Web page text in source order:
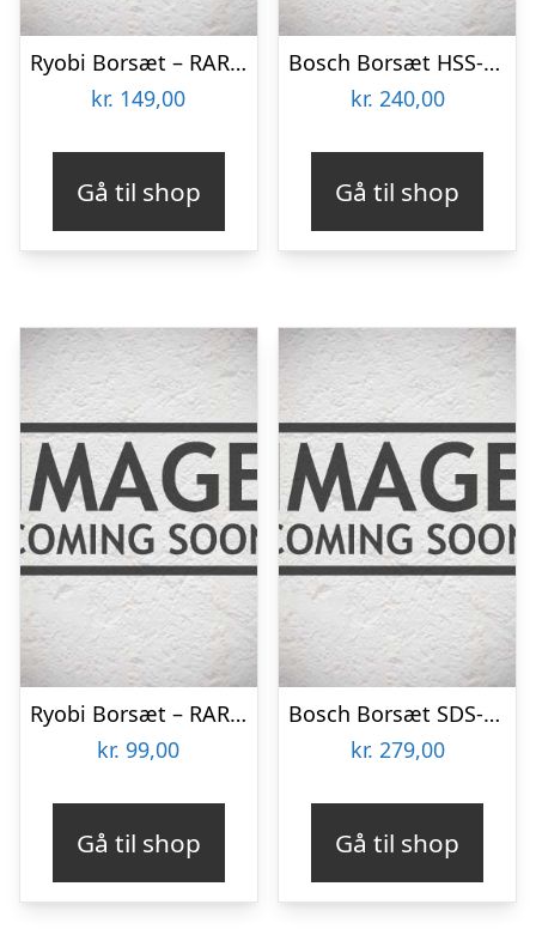
Ryobi Borsæt – RAR403-8
kr. 149,00
Gå til shop
Bosch Borsæt HSS-G 135gr 1-10mm 10 Stk Robustl – 2607010535
kr. 240,00
Gå til shop
Ryobi Borsæt – RAR404-4
kr. 99,00
Gå til shop
Bosch Borsæt SDS-plus Ø5-12mm 7stk – 2609255544
kr. 279,00
Gå til shop